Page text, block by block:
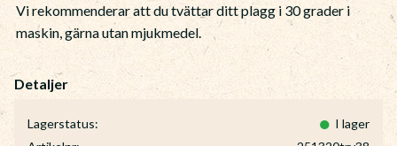
Lagerstatus
I lager
Vi rekommenderar att du tvättar ditt plagg i 30 grader i
maskin, gärna utan mjukmedel.